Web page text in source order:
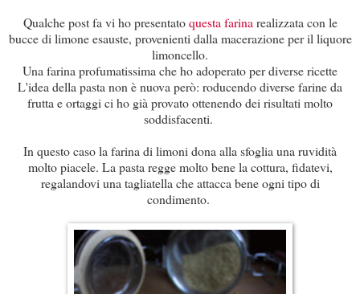
Qualche post fa vi ho presentatoquesta farina realizzata con le
bucce di limone esauste, provenienti dalla macerazione per il liquore
limoncello.
Una farina profumatissima che ho adoperato per diverse ricette
L'idea della pasta non è nuova però: roducendo diverse farine da
frutta e ortaggi ci ho già provato ottenendo dei risultati molto
soddisfacenti.
In questo caso la farina di limoni dona alla sfoglia una ruvidità
molto piacele. La pasta regge molto bene la cottura, fidatevi,
regalandovi una tagliatella che attacca bene ogni tipo di
condimento.